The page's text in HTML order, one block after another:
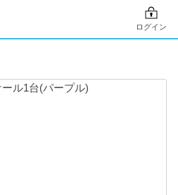
ログイン